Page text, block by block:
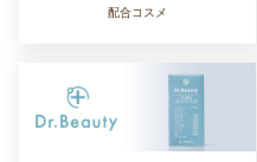
配合コスメ